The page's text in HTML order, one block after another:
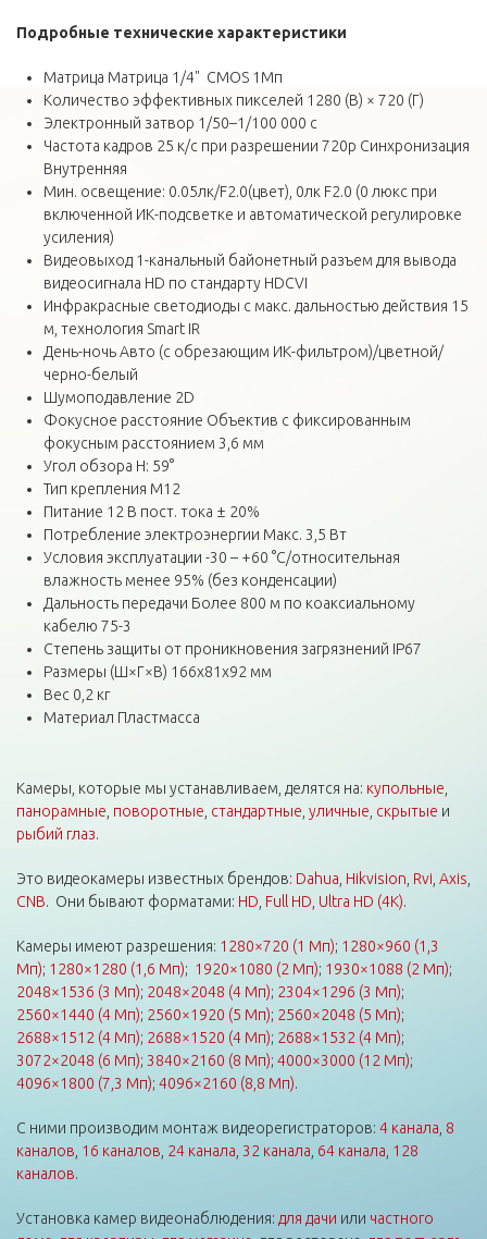
Подробные технические характеристики
Матрица Матрица 1/4" CMOS 1Mп
Количество эффективных пикселей 1280 (В) × 720 (Г)
Электронный затвор 1/50–1/100 000 с
Частота кадров 25 к/с при разрешении 720р Синхронизация
Внутренняя
Мин. освещение: 0.05лк/F2.0(цвет), 0лк F2.0 (0 люкс при
включенной ИК-подсветке и автоматической регулировке
усиления)
Видеовыход 1-канальный байонетный разъем для вывода
видеосигнала HD по стандарту HDCVI
Инфракрасные светодиоды с макс. дальностью действия 15
м, технология Smart IR
День-ночь Авто (с обрезающим ИК-фильтром)/цветной/
черно-белый
Шумоподавление 2D
Фокусное расстояние Объектив с фиксированным
фокусным расстоянием 3,6 мм
Угол обзора H: 59°
Тип крепления M12
Питание 12 В пост. тока ± 20%
Потребление электроэнергии Макс. 3,5 Вт
Условия эксплуатации -30 – +60 °C/относительная
влажность менее 95% (без конденсации)
Дальность передачи Более 800 м по коаксиальному
кабелю 75-3
Степень защиты от проникновения загрязнений IP67
Размеры (Ш×Г×В) 166х81х92 мм
Вес 0,2 кг
Материал Пластмасса
Камеры, которые мы устанавливаем, делятся на: купольные
панорамные поворотные стандартные уличные скрытые и
рыбий глаз.
Это видеокамеры известных брендов: Dahua Hikvision Rvi Axis
CNB. Они бывают форматами: HD Full HD Ultra HD (4K).
Камеры имеют разрешения: 1280×720 (1 Мп); 1280×960 (1,3
Мп); 1280×1280 (1,6 Мп); 1920×1080 (2 Мп); 1930×1088 (2 Мп);
2048×1536 (3 Мп); 2048×2048 (4 Мп); 2304×1296 (3 Мп);
2560×1440 (4 Мп); 2560×1920 (5 Мп); 2560×2048 (5 Мп);
2688×1512 (4 Мп); 2688×1520 (4 Мп); 2688×1532 (4 Мп);
3072×2048 (6 Мп); 3840×2160 (8 Мп); 4000×3000 (12 Мп);
4096×1800 (7,3 Мп); 4096×2160 (8,8 Мп).
С ними производим монтаж видеорегистраторов: 4 канала 8
каналов 16 каналов 24 канала 32 канала 64 канала 128
каналов.
Установка камер видеонаблюдения: для дачи или частного